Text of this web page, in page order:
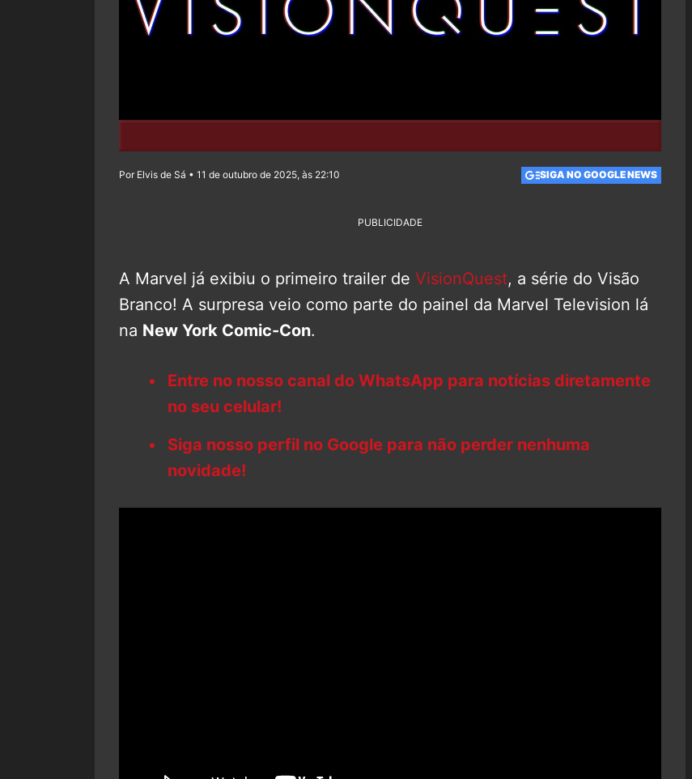
Por Elvis de Sá • 11 de outubro de 2025, às 22:10 SIGA NO GOOGLE NEWS
PUBLICIDADE
A Marvel já exibiu o primeiro trailer de VisionQuest, a série do Visão
Branco! A surpresa veio como parte do painel da Marvel Television lá
na New York Comic-Con.
Entre no nosso canal do WhatsApp para notícias diretamente
no seu celular!
Siga nosso perfil no Google para não perder nenhuma
novidade!